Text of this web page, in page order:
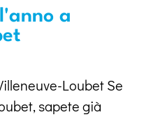
a
Loubet Se
sapete già